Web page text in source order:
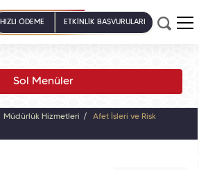
HIZLI ÖDEME ETKİNLİK BAŞVURULARI
Sol Menüler
Müdürlük Hizmetleri
Afet İşleri ve Risk